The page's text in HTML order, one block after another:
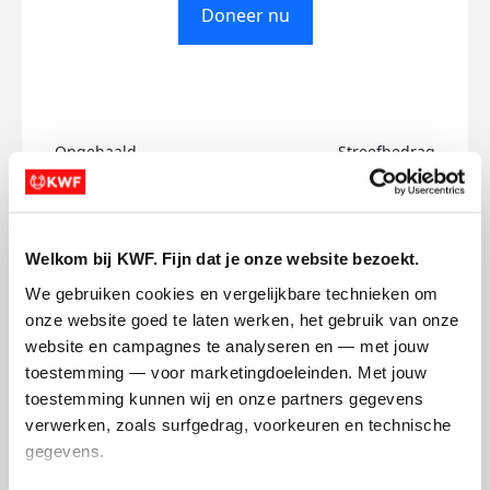
Welkom bij KWF. Fijn dat je onze website bezoekt.
We gebruiken cookies en vergelijkbare technieken om
onze website goed te laten werken, het gebruik van onze
website en campagnes te analyseren en — met jouw
toestemming — voor marketingdoeleinden. Met jouw
toestemming kunnen wij en onze partners gegevens
verwerken, zoals surfgedrag, voorkeuren en technische
gegevens.
Doneer nu
Opgehaald
€0
Streefbedrag
€750
Jorge's badges